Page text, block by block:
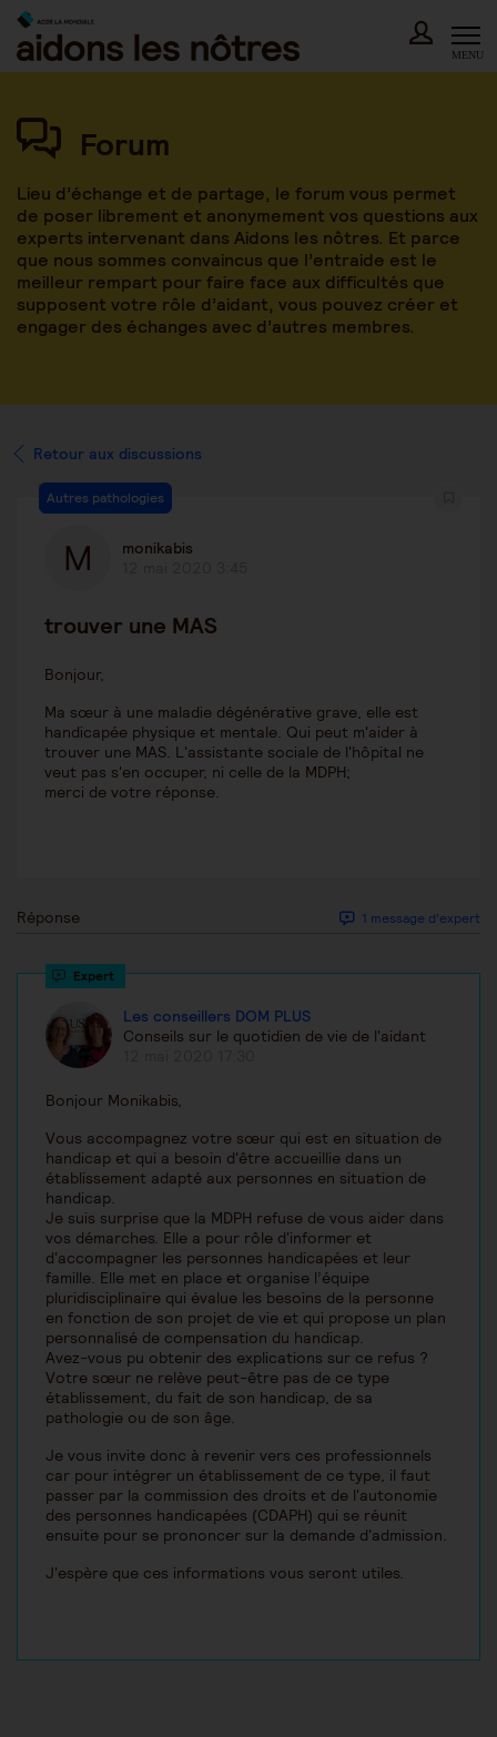
Skip
content
MENU
Forum
Lieu d’échange et de partage, le forum vous permet
de poser librement et anonymement vos questions aux
experts intervenant dans Aidons les nôtres. Et parce
que nous sommes convaincus que l’entraide est le
meilleur rempart pour faire face aux difficultés que
supposent votre rôle d’aidant, vous pouvez créer et
engager des échanges avec d’autres membres.
Retour aux discussions
Autres pathologies
monikabis
trouver une MAS
Bonjour,
Ma sœur à une maladie dégénérative grave, elle est
handicapée physique et mentale. Qui peut m'aider à
trouver une MAS. L'assistante sociale de l'hôpital ne
veut pas s'en occuper, ni celle de la MDPH;
merci de votre réponse.
Réponse 1 message d'expert
Les conseillers DOM PLUS
Conseils sur le quotidien de vie de l'aidant
Bonjour Monikabis,
Vous accompagnez votre sœur qui est en situation de
handicap et qui a besoin d'être accueillie dans un
établissement adapté aux personnes en situation de
handicap.
Je suis surprise que la MDPH refuse de vous aider dans
vos démarches. Elle a pour rôle d'informer et
d'accompagner les personnes handicapées et leur
famille. Elle met en place et organise l’équipe
pluridisciplinaire qui évalue les besoins de la personne
en fonction de son projet de vie et qui propose un plan
personnalisé de compensation du handicap.
Avez-vous pu obtenir des explications sur ce refus ?
Votre sœur ne relève peut-être pas de ce type
établissement, du fait de son handicap, de sa
pathologie ou de son âge.
Je vous invite donc à revenir vers ces professionnels
car pour intégrer un établissement de ce type, il faut
passer par la commission des droits et de l'autonomie
des personnes handicapées (CDAPH) qui se réunit
ensuite pour se prononcer sur la demande d'admission.
J'espère que ces informations vous seront utiles.